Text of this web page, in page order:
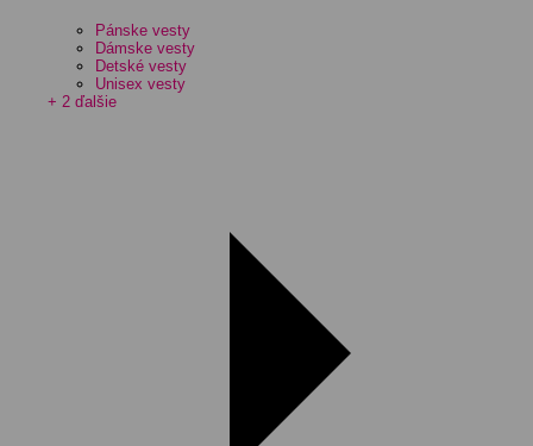
Pánske vesty
Dámske vesty
Detské vesty
Unisex vesty
+ 2 ďalšie